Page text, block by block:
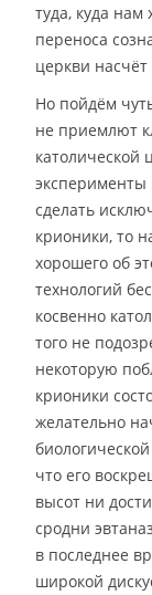
туда, куда нам
переноса
церкви
Но пойдём
не приемлют
католической
сделать
крионики, то
хорошего об
технологий
косвенно
того не
некоторую
крионики
желательно
что его
высот ни
сродни
в последнее
широкой